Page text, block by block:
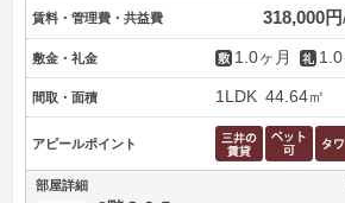
賃料・管理費・共益費 318,000円
敷金・礼金 1.0ヶ月 1.0
間取・面積 1LDK 44.64㎡
アピールポイント
部屋詳細